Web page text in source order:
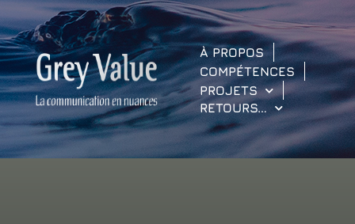
À PROPOS
COMPÉTENCES
PROJETS
RETOURS…